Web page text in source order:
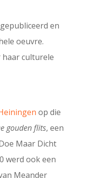
gepubliceerd en
oeuvre.
haar culturele
op die
gouden flits, een
Maar Dicht
werd ook een
Meander